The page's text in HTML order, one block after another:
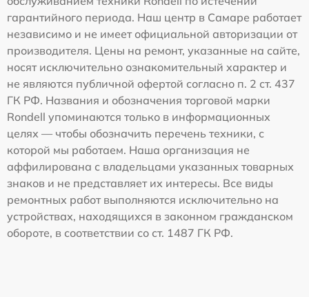
гарантийного периода. Наш центр в Самаре работает
независимо и не имеет официальной авторизации от
производителя. Цены на ремонт, указанные на сайте,
носят исключительно ознакомительный характер и
не являются публичной офертой согласно п. 2 ст. 437
ГК РФ. Названия и обозначения торговой марки
Rondell упоминаются только в информационных
целях — чтобы обозначить перечень техники, с
которой мы работаем. Наша организация не
аффилирована с владельцами указанных товарных
знаков и не представляет их интересы. Все виды
ремонтных работ выполняются исключительно на
устройствах, находящихся в законном гражданском
обороте, в соответствии со ст. 1487 ГК РФ.